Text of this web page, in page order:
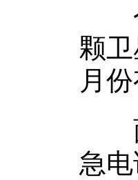
今
颗
月
面
急